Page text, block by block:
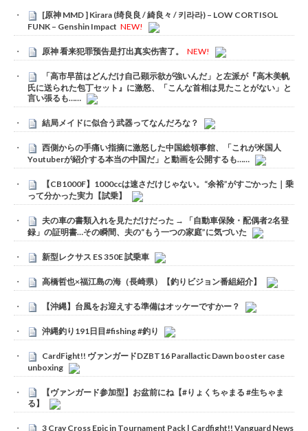
[原神 MMD ] Kirara (绮良良 / 綺良々 / 키라라) – LOW CORTISOL
FUNK – Genshin Impact NEW!
原神 看来犯罪预告是打出真实伤害了。 NEW!
「高市早苗はどんだけ自己顕示欲が強いんだ」と左派が『高木美帆
氏に送られた包丁セット』に激怒、「こんな首相は見たことがない」と
言い張るも……
結局メイドに似合う武器ってなんだろな？
西側からの手痛い指摘に激怒した中国総領事館、「これが米国人
Youtuberが紹介する本当の中国だ」と動画を公開するも……
【CB1000F】1000ccは速さだけじゃない。“余裕”がすごかった｜乗
って分かった実力【試乗】
夫の車の書類入れを見ただけだった → 「自動車保険・配偶者2名登
録」の証明書…その瞬間、夫の“もう一つの家庭”に気づいた
新型レクサス ES 350E 試乗車
高橋哲也×福江島の海（長崎県）【釣りビジョン番組紹介】
【沖縄】台風をお迎えする準備はオッケーですかー？
沖縄釣り191日目#fishing #釣り
CardFight!! ヴァンガードDZBT16 Parallactic Dawn booster case
unboxing
【ヴァンガード参加型】お盆前にね【#りょくちゃまる #生ちゃま
る】
3 Cray Cross Epic in Tournament Pack | Cardfight!! Vanguard News